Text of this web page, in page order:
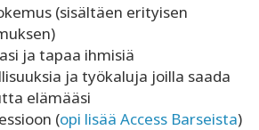
(sisältäen erityisen
ja tapaa ihmisiä
ja työkaluja joilla saada
elämääsi
(opi lisää Access Barseista)